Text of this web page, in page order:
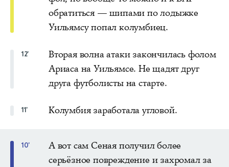
обратиться — шипами по лодыжке
Уильямсу попал колумбиец.
12'
Вторая волна атаки закончилась фолом
Ариаса на Уильямсе. Не щадят друг
друга футболисты на старте.
11' Колумбия заработала угловой.
10'
А вот сам Сеная получил более
серьёзное повреждение и захромал за